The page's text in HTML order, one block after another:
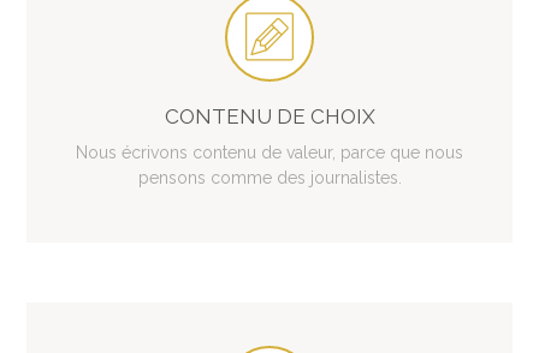
CONTENU DE CHOIX
Nous écrivons contenu de valeur, parce que nous
pensons comme des journalistes.